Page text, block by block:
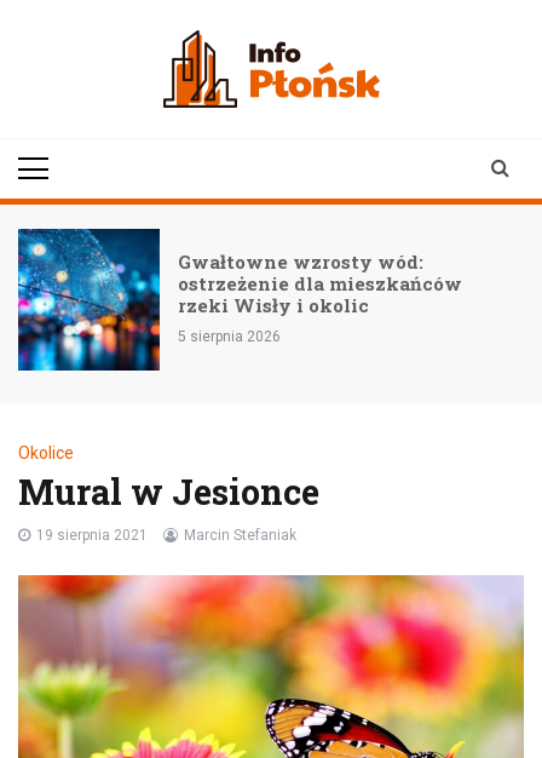
Gwałtowne wzrosty wód:
ostrzeżenie dla mieszkańców
rzeki Wisły i okolic
5 sierpnia 2026
Okolice
Mural w Jesionce
19 sierpnia 2021 Marcin Stefaniak